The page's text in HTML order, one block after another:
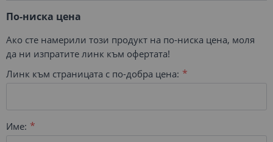
По-ниска цена
Ако сте намерили този продукт на по-ниска цена, моля
да ни изпратите линк към офертата!
Линк към страницата с по-добра цена:
Име: